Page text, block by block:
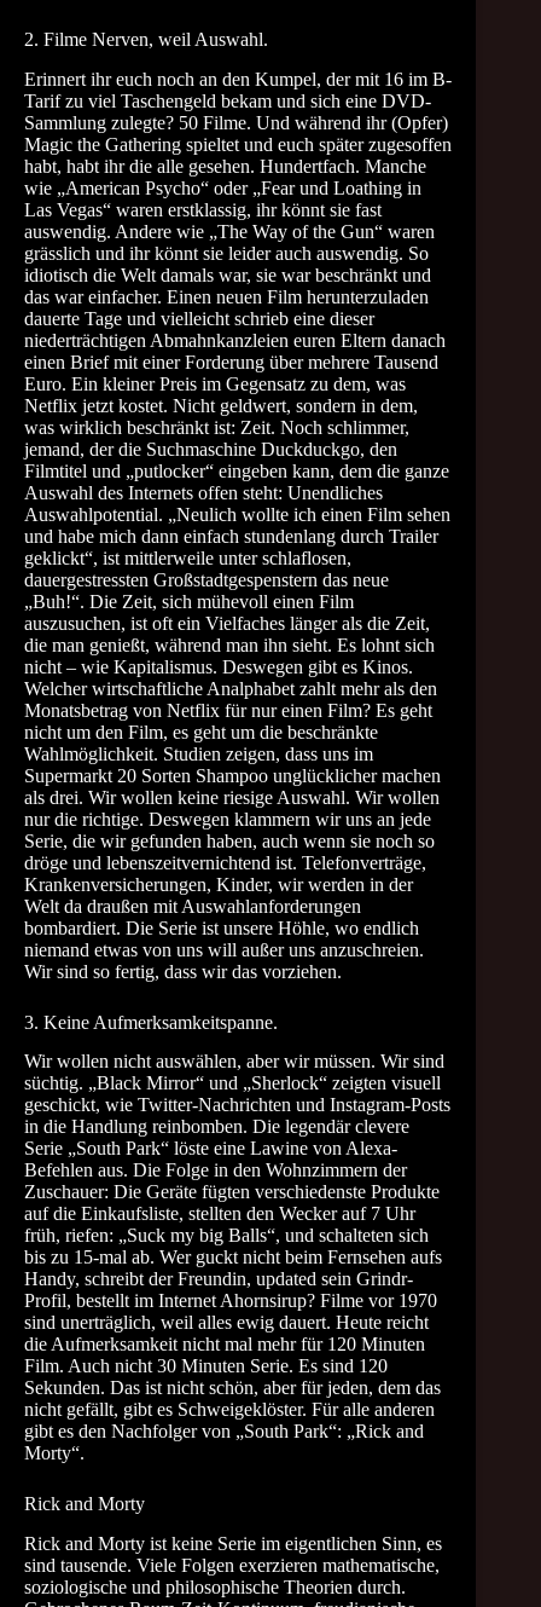
2. Filme Nerven, weil Auswahl.
Erinnert ihr euch noch an den Kumpel, der mit 16 im B-
Tarif zu viel Taschengeld bekam und sich eine DVD-
Sammlung zulegte? 50 Filme. Und während ihr (Opfer)
Magic the Gathering spieltet und euch später zugesoffen
habt, habt ihr die alle gesehen. Hundertfach. Manche
wie „American Psycho“ oder „Fear und Loathing in
Las Vegas“ waren erstklassig, ihr könnt sie fast
auswendig. Andere wie „The Way of the Gun“ waren
grässlich und ihr könnt sie leider auch auswendig. So
idiotisch die Welt damals war, sie war beschränkt und
das war einfacher. Einen neuen Film herunterzuladen
dauerte Tage und vielleicht schrieb eine dieser
niederträchtigen Abmahnkanzleien euren Eltern danach
einen Brief mit einer Forderung über mehrere Tausend
Euro. Ein kleiner Preis im Gegensatz zu dem, was
Netflix jetzt kostet. Nicht geldwert, sondern in dem,
was wirklich beschränkt ist: Zeit. Noch schlimmer,
jemand, der die Suchmaschine Duckduckgo, den
Filmtitel und „putlocker“ eingeben kann, dem die ganze
Auswahl des Internets offen steht: Unendliches
Auswahlpotential. „Neulich wollte ich einen Film sehen
und habe mich dann einfach stundenlang durch Trailer
geklickt“, ist mittlerweile unter schlaflosen,
dauergestressten Großstadtgespenstern das neue
„Buh!“. Die Zeit, sich mühevoll einen Film
auszusuchen, ist oft ein Vielfaches länger als die Zeit,
die man genießt, während man ihn sieht. Es lohnt sich
nicht – wie Kapitalismus. Deswegen gibt es Kinos.
Welcher wirtschaftliche Analphabet zahlt mehr als den
Monatsbetrag von Netflix für nur einen Film? Es geht
nicht um den Film, es geht um die beschränkte
Wahlmöglichkeit. Studien zeigen, dass uns im
Supermarkt 20 Sorten Shampoo unglücklicher machen
als drei. Wir wollen keine riesige Auswahl. Wir wollen
nur die richtige. Deswegen klammern wir uns an jede
Serie, die wir gefunden haben, auch wenn sie noch so
dröge und lebenszeitvernichtend ist. Telefonverträge,
Krankenversicherungen, Kinder, wir werden in der
Welt da draußen mit Auswahlanforderungen
bombardiert. Die Serie ist unsere Höhle, wo endlich
niemand etwas von uns will außer uns anzuschreien.
Wir sind so fertig, dass wir das vorziehen.
3. Keine Aufmerksamkeitspanne.
Wir wollen nicht auswählen, aber wir müssen. Wir sind
süchtig. „Black Mirror“ und „Sherlock“ zeigten visuell
geschickt, wie Twitter-Nachrichten und Instagram-Posts
in die Handlung reinbomben. Die legendär clevere
Serie „South Park“ löste eine Lawine von Alexa-
Befehlen aus. Die Folge in den Wohnzimmern der
Zuschauer: Die Geräte fügten verschiedenste Produkte
auf die Einkaufsliste, stellten den Wecker auf 7 Uhr
früh, riefen: „Suck my big Balls“, und schalteten sich
bis zu 15-mal ab. Wer guckt nicht beim Fernsehen aufs
Handy, schreibt der Freundin, updated sein Grindr-
Profil, bestellt im Internet Ahornsirup? Filme vor 1970
sind unerträglich, weil alles ewig dauert. Heute reicht
die Aufmerksamkeit nicht mal mehr für 120 Minuten
Film. Auch nicht 30 Minuten Serie. Es sind 120
Sekunden. Das ist nicht schön, aber für jeden, dem das
nicht gefällt, gibt es Schweigeklöster. Für alle anderen
gibt es den Nachfolger von „South Park“: „Rick and
Morty“.
Rick and Morty
Rick and Morty ist keine Serie im eigentlichen Sinn, es
sind tausende. Viele Folgen exerzieren mathematische,
soziologische und philosophische Theorien durch.